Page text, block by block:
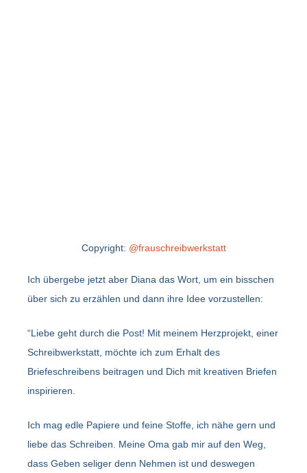
Copyright: @frauschreibwerkstatt
Ich übergebe jetzt aber Diana das Wort, um ein bisschen
über sich zu erzählen und dann ihre Idee vorzustellen:
“Liebe geht durch die Post! Mit meinem Herzprojekt, einer
Schreibwerkstatt, möchte ich zum Erhalt des
Briefeschreibens beitragen und Dich mit kreativen Briefen
inspirieren.
Ich mag edle Papiere und feine Stoffe, ich nähe gern und
liebe das Schreiben. Meine Oma gab mir auf den Weg,
dass Geben seliger denn Nehmen ist und deswegen